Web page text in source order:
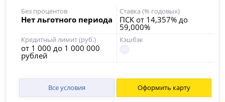
Без процентов
Нет льготного периода
Ставка (% годовых)
ПСК от 14,357% до
59,000%
Кредитный лимит (руб.)
от 1 000 до 1 000 000
рублей
Кэшбэк
Все условия Оформить карту